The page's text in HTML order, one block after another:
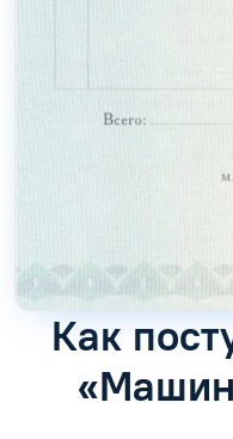
Как